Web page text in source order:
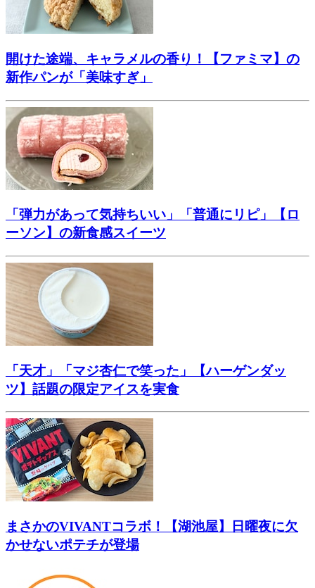
開けた途端、キャラメルの香り！【ファミマ】の
新作パンが「美味すぎ」
「弾力があって気持ちいい」「普通にリピ」【ロ
ーソン】の新食感スイーツ
「天才」「マジ杏仁で笑った」【ハーゲンダッ
ツ】話題の限定アイスを実食
まさかのVIVANTコラボ！【湖池屋】日曜夜に欠
かせないポテチが登場